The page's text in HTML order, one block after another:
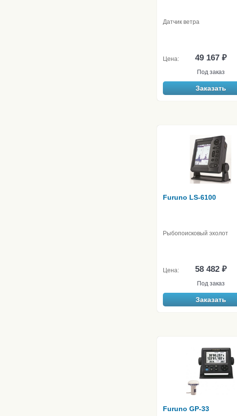
Датчик ветра
Цена: 49 167 ₽
Под заказ
Заказать
Furuno LS-6100
Рыбопоисковый эхолот
Цена: 58 482 ₽
Под заказ
Заказать
Furuno GP-33